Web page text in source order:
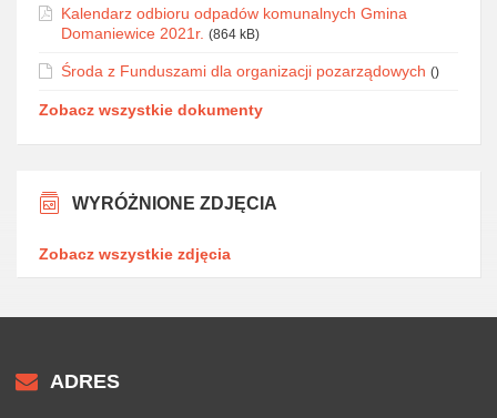
Kalendarz odbioru odpadów komunalnych Gmina
Domaniewice 2021r. (864 kB)
Środa z Funduszami dla organizacji pozarządowych ()
Zobacz wszystkie dokumenty
WYRÓŻNIONE ZDJĘCIA
Zobacz wszystkie zdjęcia
ADRES